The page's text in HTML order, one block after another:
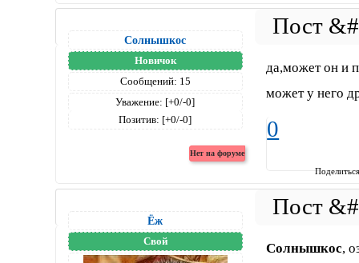
Солнышкос
Новичок
Сообщений: 15
Уважение: [+0/-0]
Позитив: [+0/-0]
да,может он и
может у него
0
Ёж
Свой Солнышкос,